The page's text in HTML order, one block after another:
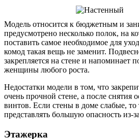
Модель относится к бюджетным и
предусмотрено несколько полок, на
поставить самое необходимое для
комод такая вещь не заменит.
закрепляется на стене и напоминает
женщины любого роста.
Недостатки модели в том, что
очень прочной стене, а после снятия
винтов. Если стены в доме слабые, то
представлять большую опасность из-
Этажерка